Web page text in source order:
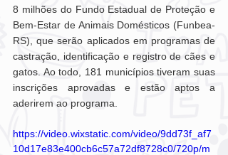
8 milhões do Fundo Estadual de Proteção e
Bem-Estar de Animais Domésticos (Funbea-
RS), que serão aplicados em programas de
castração, identificação e registro de cães e
gatos. Ao todo, 181 municípios tiveram suas
inscrições aprovadas e estão aptos a
aderirem ao programa.
https://video.wixstatic.com/video/9dd73f_af7
10d17e83e400cb6c57a72df8728c0/720p/m